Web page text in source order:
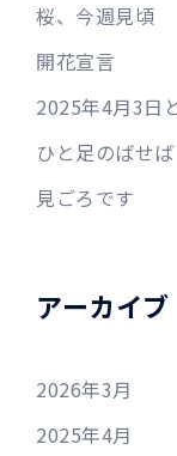
桜、今週見頃
開花宣言
2025年4月3日
ひと足のばせ
見ごろです
アーカイブ
2026年3月
2025年4月